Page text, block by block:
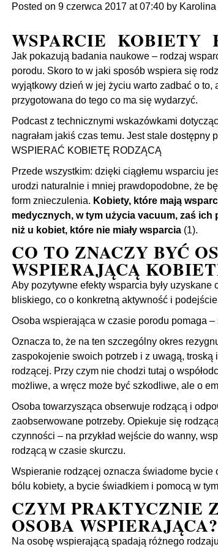
Posted on 9 czerwca 2017 at 07:40 by Karolina
WSPARCIE KOBIETY
Jak pokazują badania naukowe – rodzaj
porodu. Skoro to w jaki sposób wspiera się
wyjątkowy dzień w jej życiu warto zadbać o to,
przygotowana do tego co ma się wydarzyć.
Podcast z technicznymi wskazówkami
nagrałam jakiś czas temu. Jest stale dostępny
WSPIERAĆ KOBIETĘ RODZĄCĄ
Przede wszystkim: dzięki ciągłemu wsparciu
urodzi naturalnie i mniej prawdopodobne, że
form znieczulenia. Kobiety, które mają
medycznych, w tym użycia vacuum, zaś
niż u kobiet, które nie miały wsparcia (1).
CO TO ZNACZY BYĆ
WSPIERAJĄCĄ
Aby pozytywne efekty wsparcia były
bliskiego, co o konkretną aktywność i
Osoba wspierająca w czasie porodu pomaga –
Oznacza to, że na ten szczególny okres
zaspokojenie swoich potrzeb i z uwagą,
rodzącej. Przy czym nie chodzi tutaj o
możliwe, a wręcz może być szkodliwe, ale o
Osoba towarzysząca obserwuje rodzącą i
zaobserwowane potrzeby. Opiekuje się
czynności – na przykład wejście do wanny,
rodzącą w czasie skurczu.
Wspieranie rodzącej oznacza świadome bycie
bólu kobiety, a bycie świadkiem i pomocą w
CZYM PRAKTYCZNIE
OSOBA WSPIERAJĄCA?
Na osobę wspierającą spadają różnego